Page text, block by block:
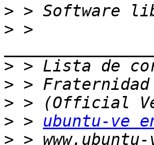
>
> >
>
>
>
> > ubuntu-ve
>